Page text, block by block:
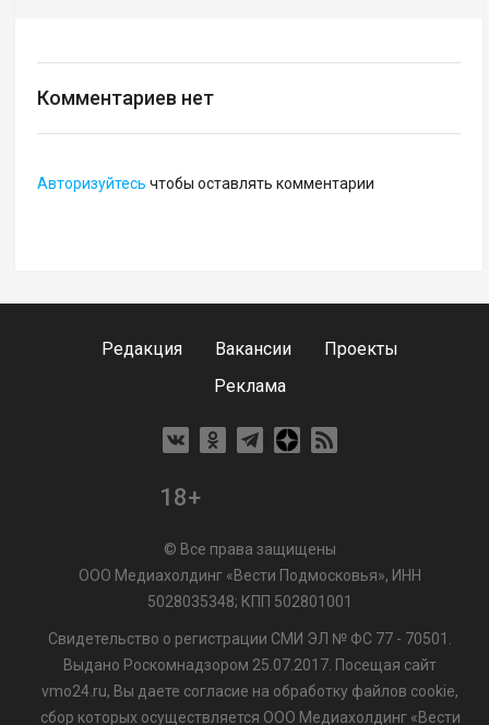
Комментариев нет
Авторизуйтесь чтобы оставлять комментарии
Редакция Вакансии
Проекты
Реклама
18+
© Все права защищены
ООО Медиахолдинг «Вести Подмосковья», ИНН
5028035348; КПП 502801001
Свидетельство о регистрации СМИ ЭЛ № ФС 77 - 70501.
Выдано Роскомнадзором 25.07.2017. Посещая сайт
vmo24.ru, Вы даете согласие на обработку файлов cookie,
сбор которых осуществляется ООО Медиахолдинг «Вести